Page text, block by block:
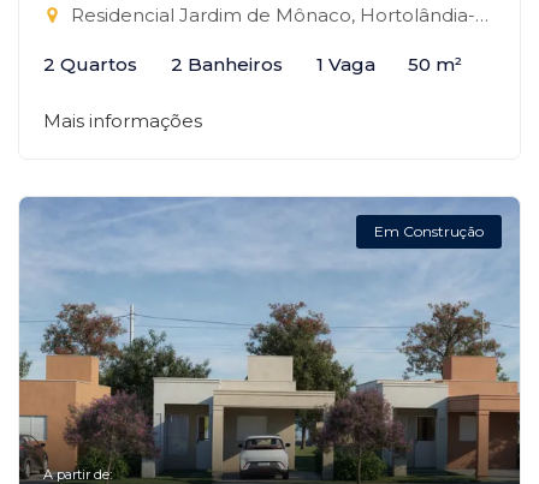
Residencial Jardim de Mônaco, Hortolândia-SP
2 Quartos 2 Banheiros 1 Vaga 50 m²
Mais informações
Em Construção
A partir de: